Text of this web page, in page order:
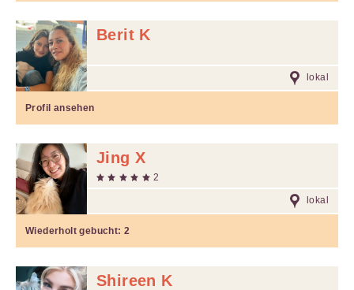
Berit K
lokal
Profil ansehen
Jing X
2
lokal
Wiederholt gebucht:2
Shireen K